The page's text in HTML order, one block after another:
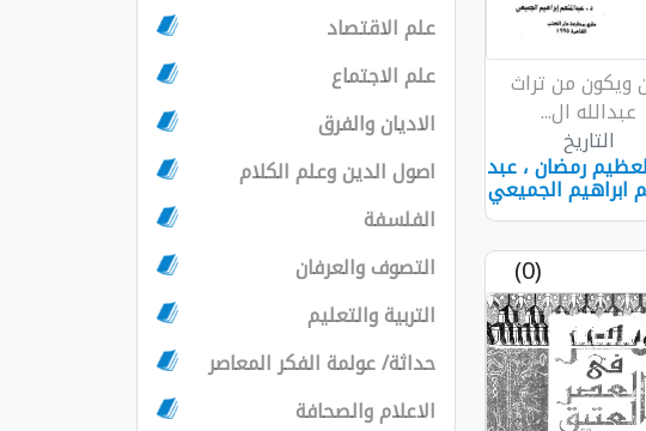
ويكون من تراث
عبدالله ال...
التاريخ
رمضان ، عبد
ابراهيم الجميعي
(0)
علم الاقتصاد
علم الاجتماع
الاديان والفرق
اصول الدين وعلم الكلام
الفلسفة
التصوف والعرفان
التربية والتعليم
حداثة/ عولمة الفكر المعاصر
الاعلام والصحافة